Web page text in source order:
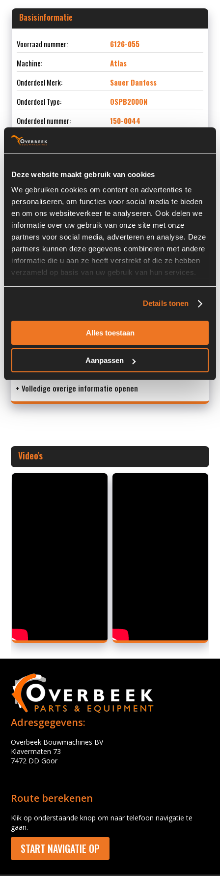
Deze website maakt gebruik van cookies
We gebruiken cookies om content en advertenties te
personaliseren, om functies voor social media te bieden
en om ons websiteverkeer te analyseren. Ook delen we
informatie over uw gebruik van onze site met onze
partners voor social media, adverteren en analyse. Deze
partners kunnen deze gegevens combineren met andere
informatie die u aan ze heeft verstrekt of die ze hebben
verzameld op basis van uw gebruik van hun services.
Details tonen
Alles toestaan
Aanpassen
Basisinformatie
Voorraad nummer:
6126-055
Machine:
Atlas
Onderdeel Merk:
Sauer Danfoss
Onderdeel Type:
OSPB200ON
Onderdeel nummer:
150-0044
Informatie
Locatie:
4A5J
Serienummer:
Past op de volgende machines:
Atlas
Land:
Nederland
Stock number: 6126-055
Type 1: OSPB200ON
+ Volledige overige informatie openen
Video's
Adresgegevens:
Overbeek Bouwmachines BV
Klavermaten 73
7472 DD Goor
Route berekenen
Klik op onderstaande knop om naar telefoon navigatie te
gaan.
START NAVIGATIE OP